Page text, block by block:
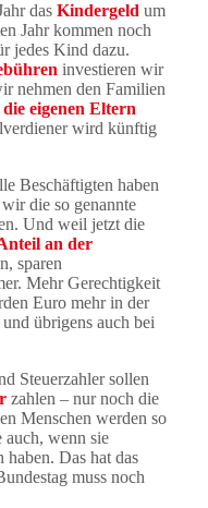
dasKindergeld um
Jahr kommen noch
jedes Kind dazu.
investieren wir
nehmen den Familien
eigenen Eltern
wird künftig
Beschäftigten haben
die so genannte
Und weil jetzt die
an der
sparen
Mehr Gerechtigkeit
Euro mehr in der
übrigens auch bei
Steuerzahler sollen
zahlen – nur noch die
Menschen werden so
auch, wenn sie
Das hat das
muss noch